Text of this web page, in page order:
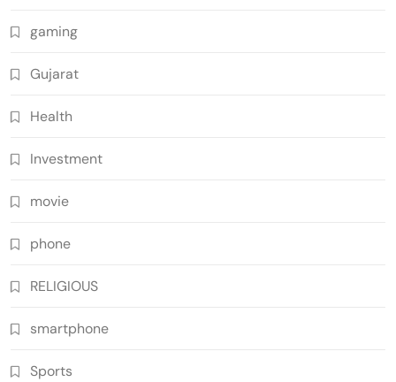
gaming
Gujarat
Health
Investment
movie
phone
RELIGIOUS
smartphone
Sports